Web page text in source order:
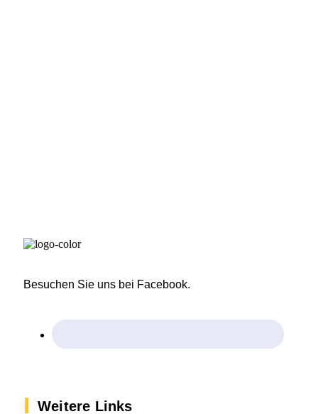
Besuchen Sie uns bei Facebook.
Weitere Links